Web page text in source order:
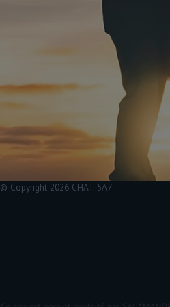
© Copyright 2026 CHAT-5A7